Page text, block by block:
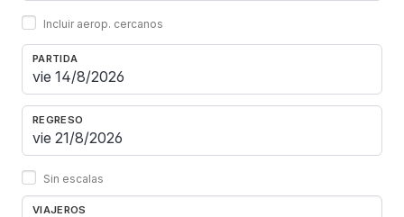
Incluir aerop. cercanos
PARTIDA
REGRESO
Sin escalas
VIAJEROS